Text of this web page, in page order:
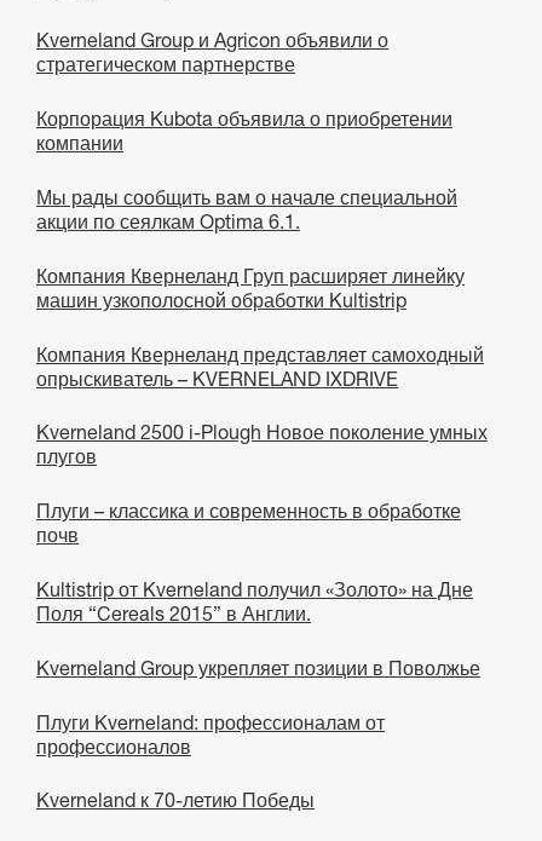
Kverneland Group и Agricon объявили о
стратегическом партнерстве
Корпорация Kubota объявила о приобретении
компании
Мы рады сообщить вам о начале специальной
акции по сеялкам Optima 6.1.
Компания Квернеланд Груп расширяет линейку
машин узкополосной обработки Kultistrip
Компания Квернеланд представляет самоходный
опрыскиватель – KVERNELAND IXDRIVE
Kverneland 2500 i-Plough Новое поколение умных
плугов
Плуги – классика и современность в обработке
почв
Kultistrip от Kverneland получил «Золото» на Дне
Поля “Cereals 2015” в Англии.
Kverneland Group укрепляет позиции в Поволжье
Плуги Kverneland: профессионалам от
профессионалов
Kverneland к 70-летию Победы